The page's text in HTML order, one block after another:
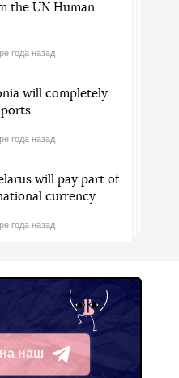
the UN Human
года назад
will completely
года назад
will pay part of
currency
года назад
наш